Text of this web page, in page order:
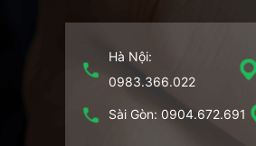
Hà Nội:
0983.366.022
Sài Gòn: 0904.672.691